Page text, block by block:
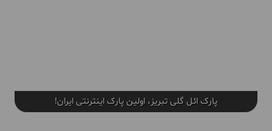
پارک ائل گلی تبریز، اولین پارک اینترنتی ایران!